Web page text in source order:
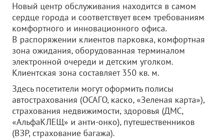
Новый центр обслуживания находится в самом
сердце города и соответствует всем требованиям
комфортного и инновационного офиса.
В распоряжении клиентов парковка, комфортная
зона ожидания, оборудованная терминалом
электронной очереди и детским уголком.
Клиентская зона составляет 350 кв. м.
Здесь посетители могут оформить полисы
автострахования (ОСАГО, каско, «Зеленая карта»),
страхования недвижимости, здоровья (ДМС,
«АльфаКЛЕЩ» и анти-онко), путешественников
(ВЗР, страхование багажа).